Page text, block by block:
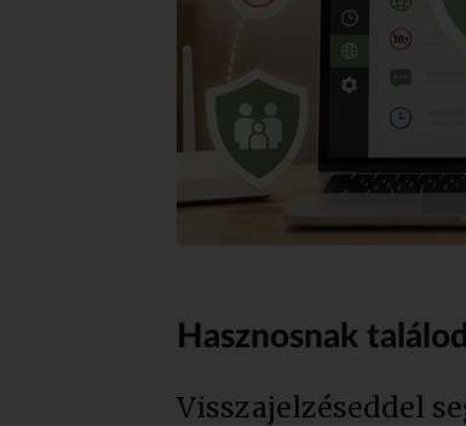
Hasznosnak
Visszajelzéseddel